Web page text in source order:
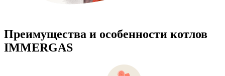
Преимущества и особенности котлов
IMMERGAS